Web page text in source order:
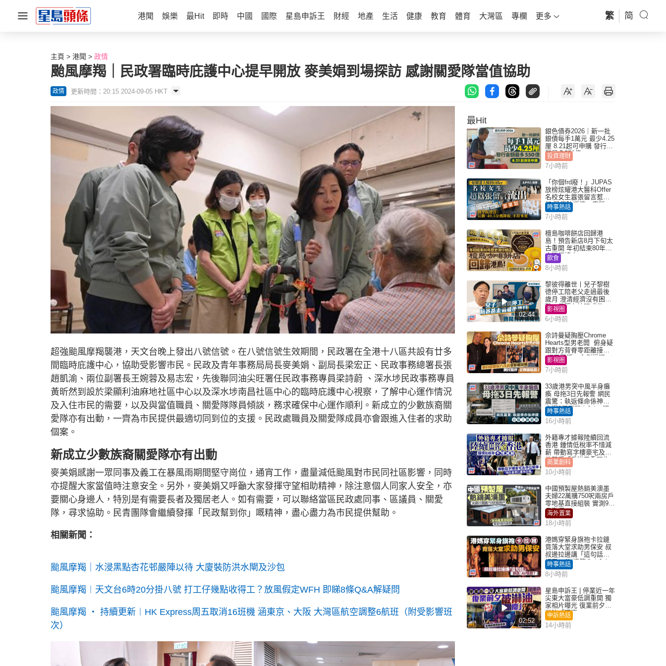
港聞 娛樂 最Hit 即時 中國 國際 星島申訴王 財經 地產 生活 健康 教育 體育 大灣區 專欄 更多 繁 简
主頁 港聞 政情
颱風摩羯｜民政署臨時庇護中心提早開放 麥美娟到場探訪 感謝關愛隊當值協助
政情 更新時間：20:15 2024-09-05 HKT
超強颱風摩羯襲港，天文台晚上發出八號信號。在八號信號生效期間，民政署在全港十八區共設有廿多
間臨時庇護中心，協助受影響市民。民政及青年事務局局長麥美娟、副局長梁宏正、民政事務總署長張
趙凱渝、兩位副署長王婉蓉及易志宏，先後聯同油尖旺署任民政事務專員梁詩蔚 、深水埗民政事務專員
黃昕然到設於梁顯利油麻地社區中心以及深水埗南昌社區中心的臨時庇護中心視察，了解中心運作情況
及入住市民的需要，以及與當值職員、關愛隊隊員傾談，務求確保中心運作順利。新成立的少數族裔關
愛隊亦有出動，一齊為市民提供最適切同到位的支援。民政處職員及關愛隊成員亦會跟進入住者的求助
個案。
新成立少數族裔關愛隊亦有出動
麥美娟感謝一眾同事及義工在暴風雨期間堅守崗位，通宵工作，盡量減低颱風對市民同社區影響，同時
亦提醒大家當值時注意安全。另外，麥美娟又呼籲大家發揮守望相助精神，除注意個人同家人安全，亦
要關心身邊人，特別是有需要長者及獨居老人。如有需要，可以聯絡當區民政處同事、區議員、關愛
隊，尋求協助。民青團隊會繼續發揮「民政幫到你」嘅精神，盡心盡力為市民提供幫助。
相關新聞：
颱風摩羯｜水浸黑點杏花邨嚴陣以待 大廈裝防洪水閘及沙包
颱風摩羯︱天文台6時20分掛八號 打工仔幾點收得工？放風假定WFH 即睇8條Q&A解疑問
颱風摩羯 ‧ 持續更新︱HK Express周五取消16班機 涵東京、大阪 大灣區航空調整6航班（附受影響班
次）
最Hit
銀色債券2026｜新一批
銀債每手1萬元 最少4.25
厘 8.21起可申購 發行金
額最多550億
投資理財
7小時前
「你個frd廢！」JUPAS
放榜炫耀港大醫科Offer
名校女生囂張留言惹眾
怒 醫學院澄清：宣稱
「40.5分獲錄取」不符事
實｜Juicy叮
時事熱話
7小時前
檀島咖啡餅店回歸港
島！預告新店8月下旬太
古重開 年初結束80年歷
史灣仔總店
飲食
8小時前
02:44
黎彼得離世丨兒子黎樹
德停工陪老父走過最後
歲月 澄清經濟沒有困
難：傳聞有誇張成份
影視圈
6小時前
佘詩曼疑胸壓Chrome
Hearts型男老闆 俯身疑
跟對方背脊零距離接觸
網民驚呼：企側邊唔
得？
影視圈
7小時前
33歲港男突中風半身癱
瘓 母拖3日先報警 網民
震驚：執返條命係神蹟
自爆2個惡習｜Juicy叮
時事熱話
16小時前
外籍專才據報陸續回流
香港 鍾情低稅率不惜減
薪 帶動寫字樓豪宅及學
位競爭「香港已重現生
機」
商業創科
10小時前
中國預製屋熱銷美澳墨
夫婦22萬購750呎兩房戶
零地基直接組裝 實測9個
月激讚
海外置業
18小時前
港媽穿緊身旗袍卡拉鏈
竟落大堂求助男保安 叔
叔邊拉邊講「這句話」
網民：AV情節？｜Juicy
叮
時事熱話
8小時前
02:52
星島申訴王 | 停業近一年
尖東大富豪低調重開 獨
家相片曝光 復業前夕被
淋油「贈慶」
申訴熱話
14小時前